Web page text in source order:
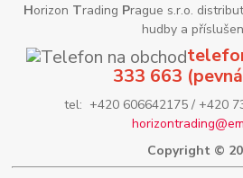
Horizon Trading Prague s.r.o.
hudby a
333 663
tel: +420 606642175 / +420
Copyright ©